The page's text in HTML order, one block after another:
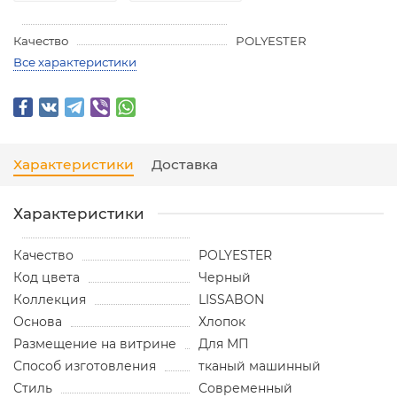
Качество
POLYESTER
Все характеристики
Характеристики Доставка
Характеристики
Качество
POLYESTER
Код цвета
Черный
Коллекция
LISSABON
Основа
Хлопок
Размещение на витрине
Для МП
Способ изготовления
тканый машинный
Стиль
Современный